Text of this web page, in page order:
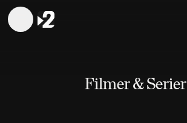
Filmer & Serier